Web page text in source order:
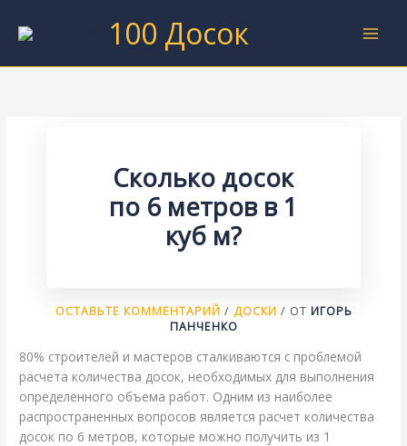
100 Досок
Сколько досок
по 6 метров в 1
куб м?
ОСТАВЬТЕ КОММЕНТАРИЙ / ДОСКИ / ОТ ИГОРЬ
ПАНЧЕНКО
80% строителей и мастеров сталкиваются с проблемой
расчета количества досок, необходимых для выполнения
определенного объема работ. Одним из наиболее
распространенных вопросов является расчет количества
досок по 6 метров, которые можно получить из 1